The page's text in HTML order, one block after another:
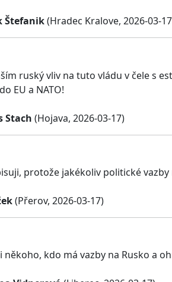
Štefanik(Hradec Kralove, 2026-03-
ruský vliv na tuto vládu v čele s
EU a NATO!
Stach (Hojava, 2026-03-17)
protože jakékoliv politické
(Přerov, 2026-03-17)
někoho, kdo má vazby na Rusko a